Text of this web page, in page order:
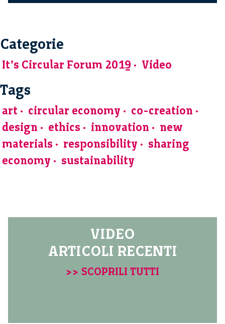
Categorie
It’s Circular Forum 2019 Video
Tags
art circular economy
co-creation
design
ethics innovation
new
materials
responsibility
sharing
economy
sustainability
VIDEO
ARTICOLI RECENTI
>> SCOPRILI TUTTI